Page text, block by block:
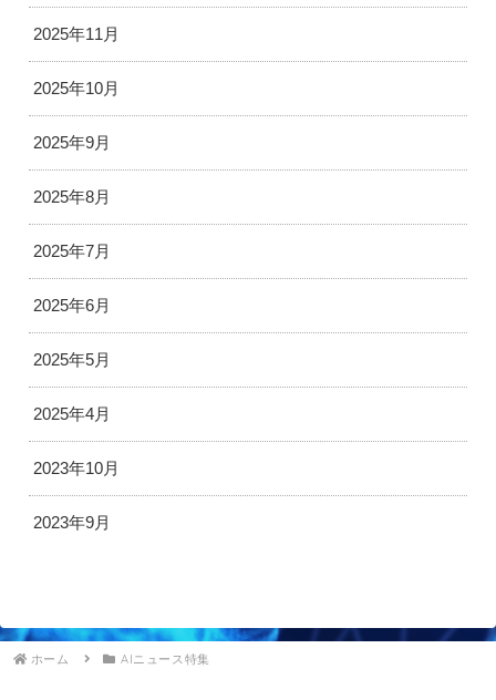
2025年11月
2025年10月
2025年9月
2025年8月
2025年7月
2025年6月
2025年5月
2025年4月
2023年10月
2023年9月
ホーム AIニュース特集